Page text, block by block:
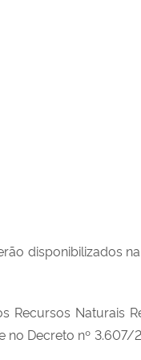
disponibilizados
Naturais
no Decreto nº